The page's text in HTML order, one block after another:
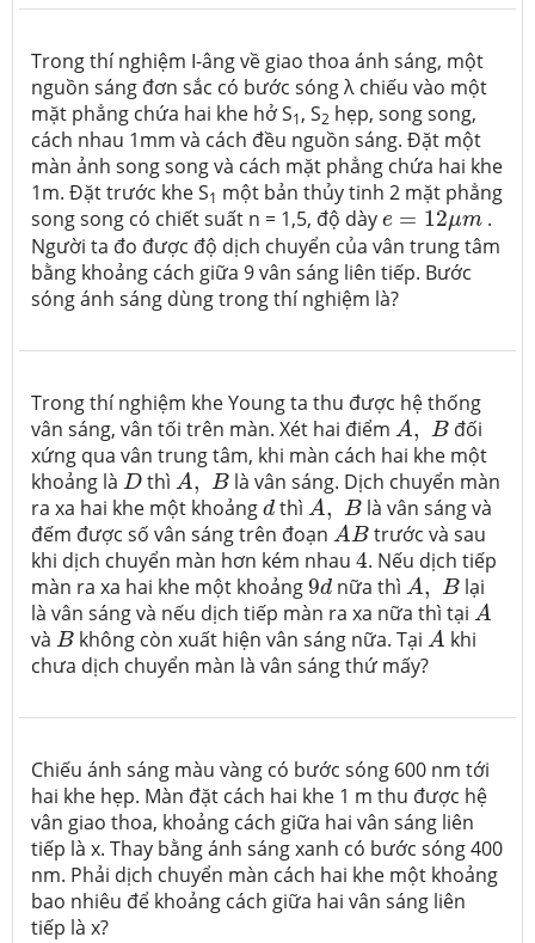
Trong thí nghiệm I-âng về giao thoa ánh sáng, một
nguồn sáng đơn sắc có bước sóng λ chiếu vào một
mặt phẳng chứa hai khe hở S1, S2 hẹp, song song,
cách nhau 1mm và cách đều nguồn sáng. Đặt một
màn ảnh song song và cách mặt phẳng chứa hai khe
1m. Đặt trước khe S1 một bản thủy tinh 2 mặt phẳng
song song có chiết suất n = 1,5, độ dày e = 12μm
e=12μm .
Người ta đo được độ dịch chuyển của vân trung tâm
bằng khoảng cách giữa 9 vân sáng liên tiếp. Bước
sóng ánh sáng dùng trong thí nghiệm là?
Trong thí nghiệm khe Young ta thu được hệ thống
vân sáng, vân tối trên màn. Xét hai điểm A, B
A,B
đối
xứng qua vân trung tâm, khi màn cách hai khe một
khoảng là D
D thì A, B
A,B
là vân sáng. Dịch chuyển màn
ra xa hai khe một khoảng d
dthìA, B
A,B
là vân sáng và
đếm được số vân sáng trên đoạn AB
AB trước và sau
khi dịch chuyển màn hơn kém nhau 4
4. Nếu dịch tiếp
màn ra xa hai khe một khoảng9d
9dnữa thìA, B
A,B
lại
là vân sáng và nếu dịch tiếp màn ra xa nữa thì tại A
A
và B
B không còn xuất hiện vân sáng nữa. Tại A
A khi
chưa dịch chuyển màn là vân sáng thứ mấy?
Chiếu ánh sáng màu vàng có bước sóng 600 nm tới
hai khe hẹp. Màn đặt cách hai khe 1 m thu được hệ
vân giao thoa, khoảng cách giữa hai vân sáng liên
tiếp là x. Thay bằng ánh sáng xanh có bước sóng 400
nm. Phải dịch chuyển màn cách hai khe một khoảng
bao nhiêu để khoảng cách giữa hai vân sáng liên
tiếp là x?